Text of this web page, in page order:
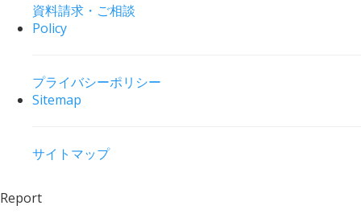
資料請求・ご相談
Policy
プライバシーポリシー
Sitemap
サイトマップ
Report